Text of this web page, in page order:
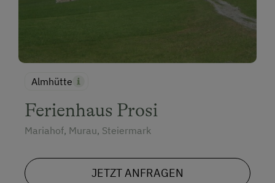
Almhütte
Ferienhaus Prosi
Mariahof, Murau, Steiermark
JETZT ANFRAGEN